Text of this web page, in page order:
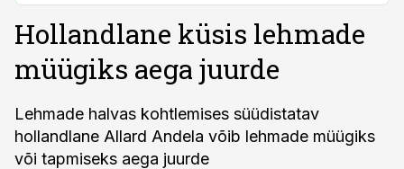
Hollandlane küsis lehmade
müügiks aega juurde
Lehmade halvas kohtlemises süüdistatav
hollandlane Allard Andela võib lehmade müügiks
või tapmiseks aega juurde